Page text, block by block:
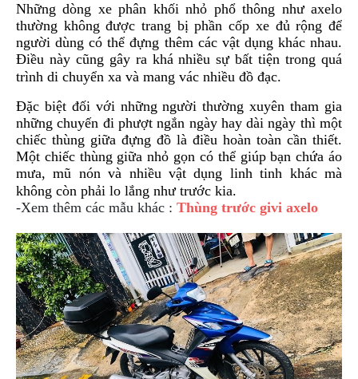
GIÀY
MOTO
ÁO
GIÁP
TAI
NGHE
GẮN
MŨ
BẢO
HIỂM
VÁ
XE
STOP
AND
GO
PHỤ
KIỆN
MOTOWOLF
Những dòng xe phân khối nhỏ phổ thông như axelo
thường không được trang bị phần cốp xe đủ rộng để
người dùng có thể đựng thêm các vật dụng khác nhau.
Điều này cũng gây ra khá nhiều sự bất tiện trong quá
trình di chuyển xa và mang vác nhiều đồ đạc.
Đặc biệt đối với những người thường xuyên tham gia
những chuyến đi phượt ngắn ngày hay dài ngày thì một
chiếc thùng giữa đựng đồ là điều hoàn toàn cần thiết.
Một chiếc thùng giữa nhỏ gọn có thể giúp bạn chứa áo
mưa, mũ nón và nhiều vật dụng linh tinh khác mà
không còn phải lo lắng như trước kia.
-Xem thêm các mẫu khác : Thùng trước givi axelo